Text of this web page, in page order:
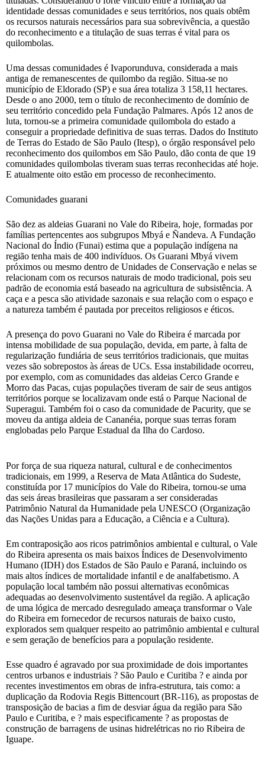
identidade dessas comunidades e seus territórios, nos quais obtêm
os recursos naturais necessários para sua sobrevivência, a questão
do reconhecimento e a titulação de suas terras é vital para os
quilombolas.
Uma dessas comunidades é Ivaporunduva, considerada a mais
antiga de remanescentes de quilombo da região. Situa-se no
município de Eldorado (SP) e sua área totaliza 3 158,11 hectares.
Desde o ano 2000, tem o título de reconhecimento de domínio de
seu território concedido pela Fundação Palmares. Após 12 anos de
luta, tornou-se a primeira comunidade quilombola do estado a
conseguir a propriedade definitiva de suas terras. Dados do Instituto
de Terras do Estado de São Paulo (Itesp), o órgão responsável pelo
reconhecimento dos quilombos em São Paulo, dão conta de que 19
comunidades quilombolas tiveram suas terras reconhecidas até hoje.
E atualmente oito estão em processo de reconhecimento.
Comunidades guarani
São dez as aldeias Guarani no Vale do Ribeira, hoje, formadas por
famílias pertencentes aos subgrupos Mbyá e Ñandeva. A Fundação
Nacional do Índio (Funai) estima que a população indígena na
região tenha mais de 400 indivíduos. Os Guarani Mbyá vivem
próximos ou mesmo dentro de Unidades de Conservação e nelas se
relacionam com os recursos naturais de modo tradicional, pois seu
padrão de economia está baseado na agricultura de subsistência. A
caça e a pesca são atividade sazonais e sua relação com o espaço e
a natureza também é pautada por preceitos religiosos e éticos.
A presença do povo Guarani no Vale do Ribeira é marcada por
intensa mobilidade de sua população, devida, em parte, à falta de
regularização fundiária de seus territórios tradicionais, que muitas
vezes são sobrepostos às áreas de UCs. Essa instabilidade ocorreu,
por exemplo, com as comunidades das aldeias Cerco Grande e
Morro das Pacas, cujas populações tiveram de sair de seus antigos
territórios porque se localizavam onde está o Parque Nacional de
Superagui. Também foi o caso da comunidade de Pacurity, que se
moveu da antiga aldeia de Cananéia, porque suas terras foram
englobadas pelo Parque Estadual da Ilha do Cardoso.
Por força de sua riqueza natural, cultural e de conhecimentos
tradicionais, em 1999, a Reserva de Mata Atlântica do Sudeste,
constituída por 17 municípios do Vale do Ribeira, tornou-se uma
das seis áreas brasileiras que passaram a ser consideradas
Patrimônio Natural da Humanidade pela UNESCO (Organização
das Nações Unidas para a Educação, a Ciência e a Cultura).
Em contraposição aos ricos patrimônios ambiental e cultural, o Vale
do Ribeira apresenta os mais baixos Índices de Desenvolvimento
Humano (IDH) dos Estados de São Paulo e Paraná, incluindo os
mais altos índices de mortalidade infantil e de analfabetismo. A
população local também não possui alternativas econômicas
adequadas ao desenvolvimento sustentável da região. A aplicação
de uma lógica de mercado desregulado ameaça transformar o Vale
do Ribeira em fornecedor de recursos naturais de baixo custo,
explorados sem qualquer respeito ao patrimônio ambiental e cultural
e sem geração de benefícios para a população residente.
Esse quadro é agravado por sua proximidade de dois importantes
centros urbanos e industriais ? São Paulo e Curitiba ? e ainda por
recentes investimentos em obras de infra-estrutura, tais como: a
duplicação da Rodovia Regis Bittencourt (BR-116), as propostas de
transposição de bacias a fim de desviar água da região para São
Paulo e Curitiba, e ? mais especificamente ? as propostas de
construção de barragens de usinas hidrelétricas no rio Ribeira de
Iguape.